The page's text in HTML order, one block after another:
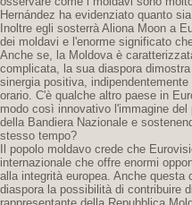
Hernández ha evidenziato quanto
Inoltre egli sosterrà Aliona Moon a
dei moldavi e l'enorme significato
Anche se, la Moldova è
complicata, la sua diaspora
sinergia positiva,
orario. C'è qualche altro paese in
modo così innovativo l'immagine
della Bandiera Nazionale e
stesso tempo?
Il popolo moldavo crede che
internazionale che offre enormi
alla integrità europea. Anche questa
diaspora la possibilità di contribuire